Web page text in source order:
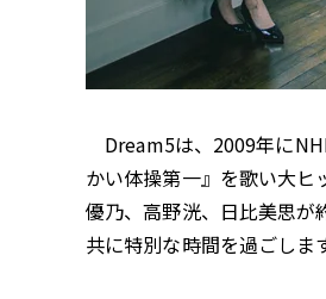
Dream5は、2009年に
かい体操第一』を歌い大
優乃、高野洸、日比美思が
共に特別な時間を過ごしま